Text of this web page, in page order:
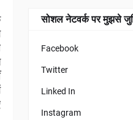
सोशल नेटवर्क पर मुझसे
Facebook
Twitter
Linked In
Instagram